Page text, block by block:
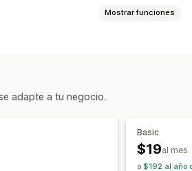
a dispositivos móviles
Mostrar funciones
de búsqueda
Calificación personalizada
adapte a tu negocio.
Basic
$19al mes
o $192 al año